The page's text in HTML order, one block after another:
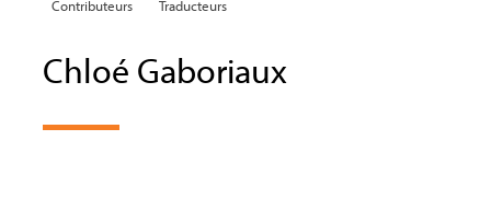
Contributeurs Traducteurs
Chloé Gaboriaux